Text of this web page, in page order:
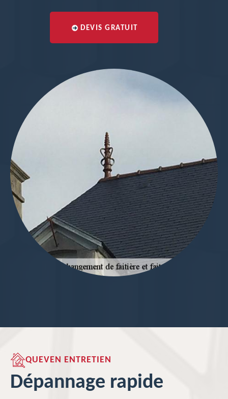
DEVIS GRATUIT
QUEVEN ENTRETIEN
Dépannage rapide